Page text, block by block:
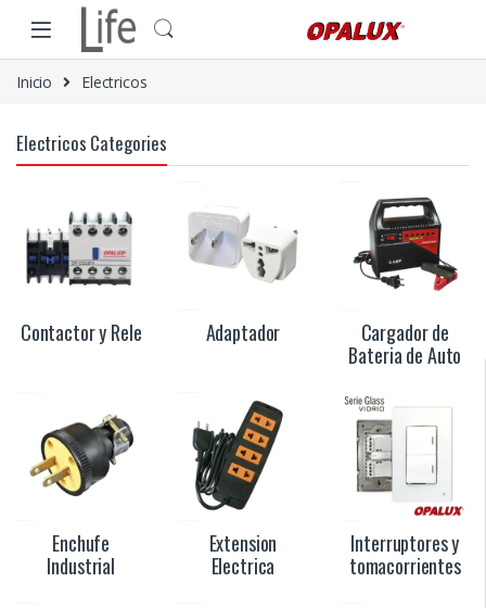
Skip to navigation
Skip to content
Inicio Electricos
Electricos Categories
Contactor y Rele Adaptador
Cargador de
Bateria de Auto
Enchufe
Industrial
Extension
Electrica
Interruptores y
tomacorrientes